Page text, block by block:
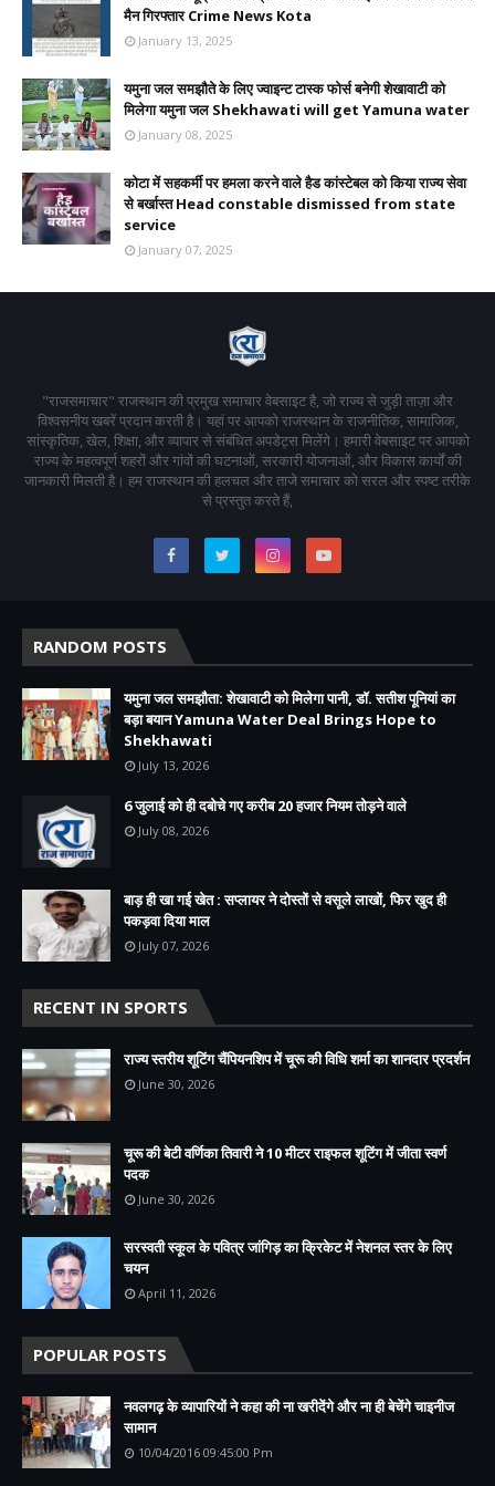
मैन गिरफ्तार Crime News Kota
January 13, 2025
यमुना जल समझौते के लिए ज्वाइन्ट टास्क फोर्स बनेगी शेखावाटी को
मिलेगा यमुना जल Shekhawati will get Yamuna water
January 08, 2025
कोटा में सहकर्मी पर हमला करने वाले हैड कांस्टेबल को किया राज्य सेवा
से बर्खास्त Head constable dismissed from state
service
January 07, 2025
"राजसमाचार" राजस्थान की प्रमुख समाचार वेबसाइट है, जो राज्य से जुड़ी ताज़ा और
विश्वसनीय खबरें प्रदान करती है। यहां पर आपको राजस्थान के राजनीतिक, सामाजिक,
सांस्कृतिक, खेल, शिक्षा, और व्यापार से संबंधित अपडेट्स मिलेंगे। हमारी वेबसाइट पर आपको
राज्य के महत्वपूर्ण शहरों और गांवों की घटनाओं, सरकारी योजनाओं, और विकास कार्यों की
जानकारी मिलती है। हम राजस्थान की हलचल और ताजे समाचार को सरल और स्पष्ट तरीके
से प्रस्तुत करते हैं,
RANDOM POSTS
यमुना जल समझौता: शेखावाटी को मिलेगा पानी, डॉ. सतीश पूनियां का
बड़ा बयान Yamuna Water Deal Brings Hope to
Shekhawati
July 13, 2026
6 जुलाई को ही दबोचे गए करीब 20 हजार नियम तोड़ने वाले
July 08, 2026
बाड़ ही खा गई खेत : सप्लायर ने दोस्तों से वसूले लाखों, फिर खुद ही
पकड़वा दिया माल
July 07, 2026
RECENT IN SPORTS
राज्य स्तरीय शूटिंग चैंपियनशिप में चूरू की विधि शर्मा का शानदार प्रदर्शन
June 30, 2026
चूरू की बेटी वर्णिका तिवारी ने 10 मीटर राइफल शूटिंग में जीता स्वर्ण
पदक
June 30, 2026
सरस्वती स्कूल के पवित्र जांगिड़ का क्रिकेट में नेशनल स्तर के लिए
चयन
April 11, 2026
POPULAR POSTS
नवलगढ़ के व्यापारियों ने कहा की ना खरीदेंगे और ना ही बेचेंगे चाइनीज
सामान
10/04/2016 09:45:00 Pm